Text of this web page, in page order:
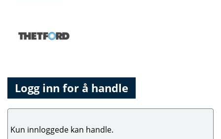
Logg inn for å handle
Kun innloggede kan handle.